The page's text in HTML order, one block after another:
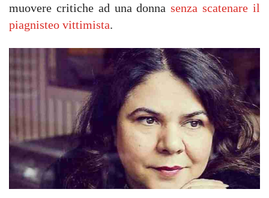
muovere critiche ad una donnasenza scatenare il
piagnisteo vittimista.